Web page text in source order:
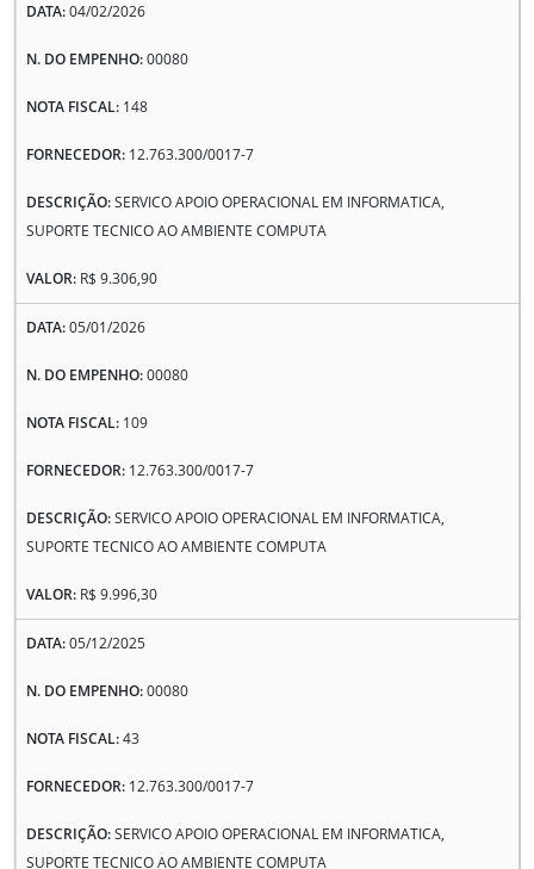
04/02/2026
00080
148
12.763.300/0017-7
SERVICO APOIO OPERACIONAL EM INFORMATICA,
SUPORTE TECNICO AO AMBIENTE COMPUTA
R$ 9.306,90
05/01/2026
00080
109
12.763.300/0017-7
SERVICO APOIO OPERACIONAL EM INFORMATICA,
SUPORTE TECNICO AO AMBIENTE COMPUTA
R$ 9.996,30
05/12/2025
00080
43
12.763.300/0017-7
SERVICO APOIO OPERACIONAL EM INFORMATICA,
SUPORTE TECNICO AO AMBIENTE COMPUTA